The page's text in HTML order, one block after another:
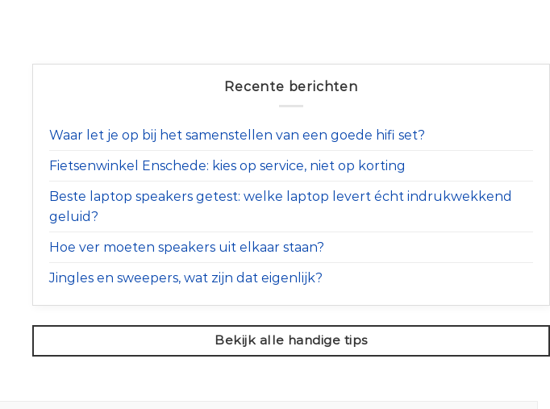
Recente berichten
Waar let je op bij het samenstellen van een goede hifi set?
Fietsenwinkel Enschede: kies op service, niet op korting
Beste laptop speakers getest: welke laptop levert écht indrukwekkend
geluid?
Hoe ver moeten speakers uit elkaar staan?
Jingles en sweepers, wat zijn dat eigenlijk?
Bekijk alle handige tips